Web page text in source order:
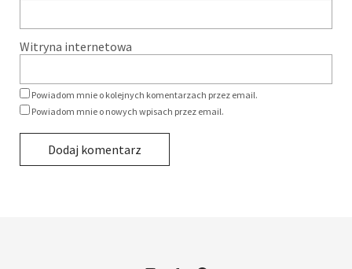
Witryna internetowa
Powiadom mnie o kolejnych komentarzach przez email.
Powiadom mnie o nowych wpisach przez email.